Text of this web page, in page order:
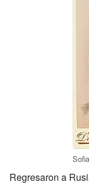
Regresaron a